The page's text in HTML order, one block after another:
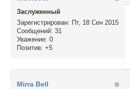
Заслуженный
Зарегистрирован: Пт, 18 Сен 2015
Сообщений: 31
Уважение: 0
Позитив: +5
Mirra Bell